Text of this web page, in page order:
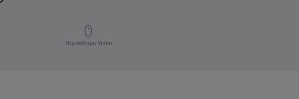
Περισσότερα Video